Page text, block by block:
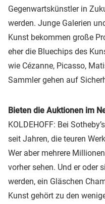
Gegenwartskünstler in
werden. Junge Galerien
Kunst bekommen große
eher die Bluechips des
wie Cézanne, Picasso,
Sammler gehen auf
Bieten die Auktionen im
KOLDEHOFF: Bei
seit Jahren, die teuren
Wer aber mehrere
vorher sehen. Und er oder
werden, ein Gläschen
Kunst gehört zu den